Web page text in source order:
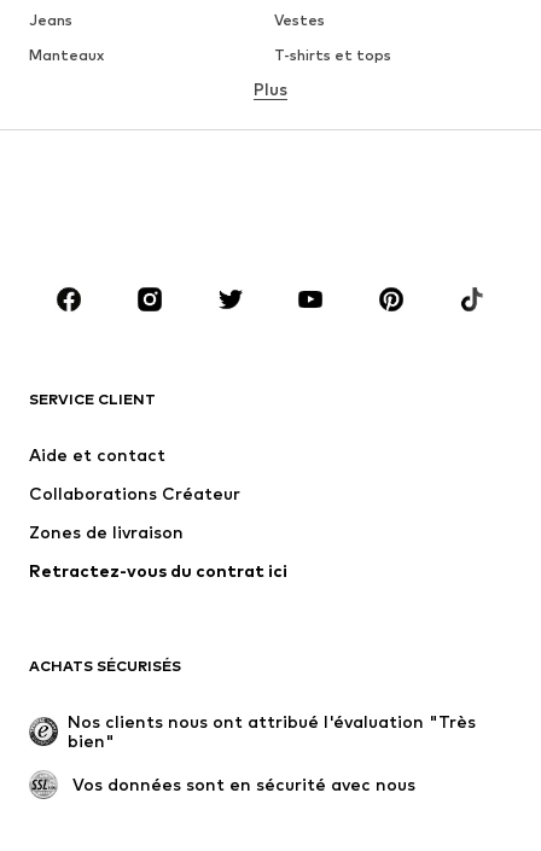
Jeans
Vestes
Manteaux
T-shirts et tops
Lingerie
Jupes
Blouses et tuniques
Accessoires
Premium
Nouveautés
Lingerie
Manteaux
Jupes
Occasions spéciales
Exclusif
Remise à neuf
Plus
SERVICE CLIENT
Aide et contact
Collaborations Créateur
Zones de livraison
Retractez-vous du contrat ici
ACHATS SÉCURISÉS
Nos clients nous ont attribué l'évaluation "Très
bien"
Vos données sont en sécurité avec nous